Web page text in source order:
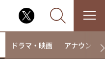
ドラマ・映画 アナウンサー